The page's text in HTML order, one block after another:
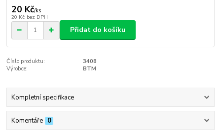
20 Kč/ks
20 Kč bez DPH
Přidat do košíku
Číslo produktu:
3408
Výrobce:
BTM
Kompletní specifikace
Komentáře 0